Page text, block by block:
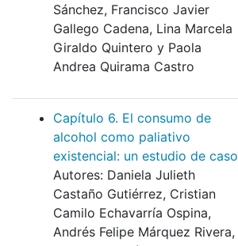
Sánchez, Francisco Javier
Gallego Cadena, Lina Marcela
Giraldo Quintero y Paola
Andrea Quirama Castro
Capítulo 6. El consumo de
alcohol como paliativo
existencial: un estudio de caso
Autores: Daniela Julieth
Castaño Gutiérrez, Cristian
Camilo Echavarría Ospina,
Andrés Felipe Márquez Rivera,